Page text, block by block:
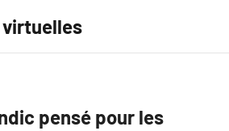
pensé pour les